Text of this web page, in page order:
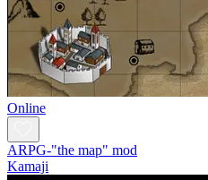
Online
ARPG-"the map" mod
Kamaji